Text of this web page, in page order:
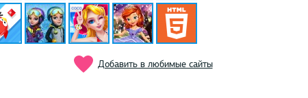
Добавить в любимые сайты